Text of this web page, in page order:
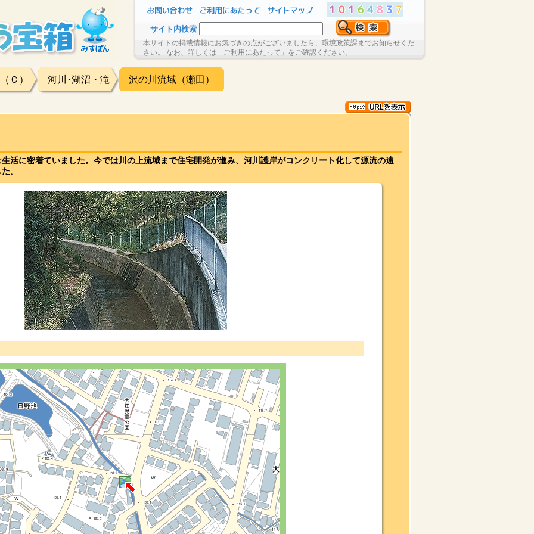
サイト内検索
本サイトの掲載情報にお気づきの点がございましたら、環境政策課までお知らせくだ
さい。 なお、詳しくは「ご利用にあたって」をご確認ください。
Ｃ） 河川･湖沼・滝 沢の川流域（瀬田）
活に密着ていました。今では川の上流域まで住宅開発が進み、河川護岸がコンクリート化して源流の遠
。